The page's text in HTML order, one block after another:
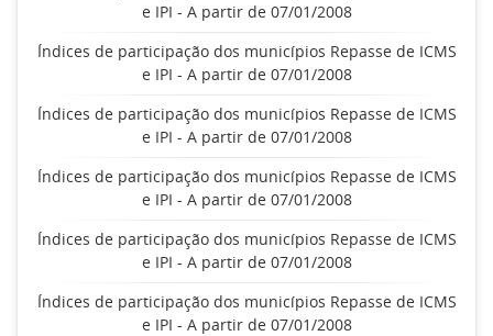
e IPI - A partir de 07/01/2008
Índices de participação dos municípios Repasse de ICMS
e IPI - A partir de 07/01/2008
Índices de participação dos municípios Repasse de ICMS
e IPI - A partir de 07/01/2008
Índices de participação dos municípios Repasse de ICMS
e IPI - A partir de 07/01/2008
Índices de participação dos municípios Repasse de ICMS
e IPI - A partir de 07/01/2008
Índices de participação dos municípios Repasse de ICMS
e IPI - A partir de 07/01/2008